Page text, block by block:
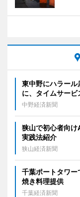
東中野にハラー
に、タイムサービ
中野経済新聞
狭山で初心者向
実践法紹介
狭山経済新聞
千葉ポートタワ
焼き料理提供
千葉経済新聞